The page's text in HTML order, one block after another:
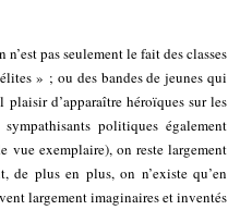
pas seulement le fait des classes
» ; ou des bandes de jeunes qui
d’apparaître héroïques sur les
politiques également
vue exemplaire), on reste largement
de plus en plus, on n’existe qu’en
largement imaginaires et inventés